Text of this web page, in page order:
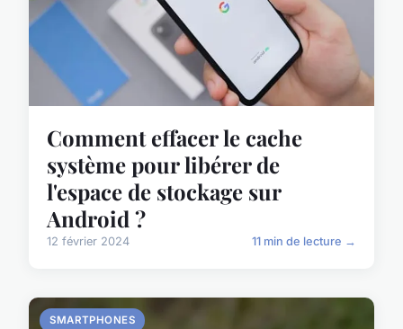
Comment effacer le cache
système pour libérer de
l'espace de stockage sur
Android ?
12 février 2024 11 min de lecture →
SMARTPHONES